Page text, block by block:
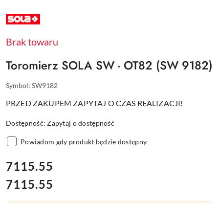
NAZWA
PRODUCENTA:
Brak towaru
Toromierz SOLA SW - OT82 (SW 9182)
Symbol: SW9182
PRZED ZAKUPEM ZAPYTAJ O CZAS REALIZACJI!
Dostępność:Zapytaj o dostępność
Powiadom gdy produkt będzie dostępny
cena:
7115.55
Cena:
7115.55